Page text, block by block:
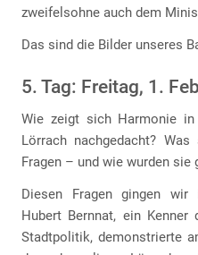
zweifelsohne auch dem
Das sind die Bilder unseres
5. Tag: Freitag, 1.
Wie zeigt sich Harmonie
Lörrach nachgedacht?
Fragen – und wie wurden sie
Diesen Fragen gingen wir
Hubert Bernnat, ein Kenner
Stadtpolitik, demonstrierte